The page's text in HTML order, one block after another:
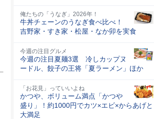
俺たちの「うなぎ」2026年！
牛丼チェーンのうなぎ食べ比べ！
吉野家・すき家・松屋・なか卯を実食
今週の注目グルメ
今週の注目夏麺3選 冷しカップヌ
ードル、餃子の王将「夏ラーメン」ほか
「お花見」っていいよね
かつや、ボリューム満点「かつや
盛り」！約1000円でカツ×エビ×からあげと
大満足